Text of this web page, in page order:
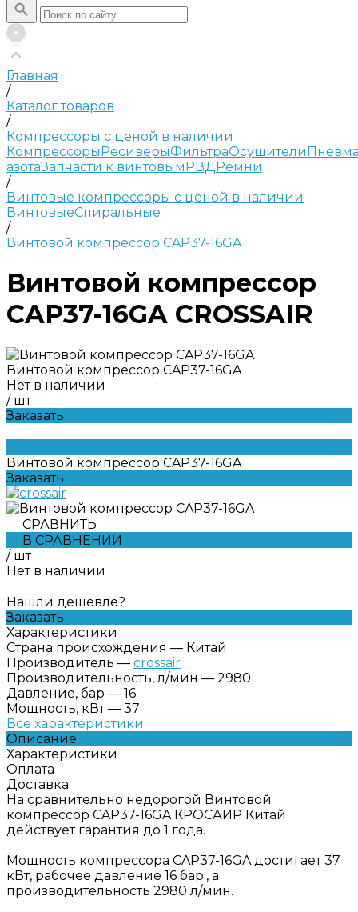
Главная
/
Каталог товаров
/
Компрессоры с ценой в наличии
КомпрессорыРесиверыФильтраОсушители
азотаЗапчасти к винтовымРВДРемни
/
Винтовые компрессоры с ценой в наличии
ВинтовыеСпиральные
/
Винтовой компрессор CAP37-16GA
Винтовой компрессор
CAP37-16GA CROSSAIR
Винтовой компрессор CAP37-16GA
Нет в наличии
/ шт
Заказать
Винтовой компрессор CAP37-16GA
Заказать
СРАВНИТЬ
В СРАВНЕНИИ
/ шт
Нет в наличии
Нашли дешевле?
Заказать
Характеристики
Страна происхождения — Китай
Производитель — crossair
Производительность, л/мин — 2980
Давление, бар — 16
Мощность, кВт — 37
Все характеристики
Описание
Характеристики
Оплата
Доставка
На сравнительно недорогой Винтовой
компрессор CAP37-16GA КРОСАИР Китай
действует гарантия до 1 года.
Мощность компрессора CAP37-16GA достигает 37
кВт, рабочее давление 16 бар., а
производительность 2980 л/мин.